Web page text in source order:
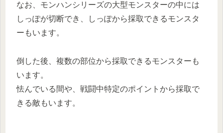
なお、モンハンシリーズの大型モンスターの中には
しっぽが切断でき、しっぽから採取できるモンスタ
ーもいます。
倒した後、複数の部位から採取できるモンスターも
います。
怯んでいる間や、戦闘中特定のポイントから採取で
きる敵もいます。